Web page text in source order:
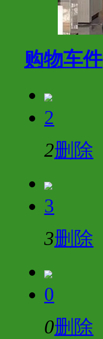
购物车件
2
2删除
3
3删除
0
0删除